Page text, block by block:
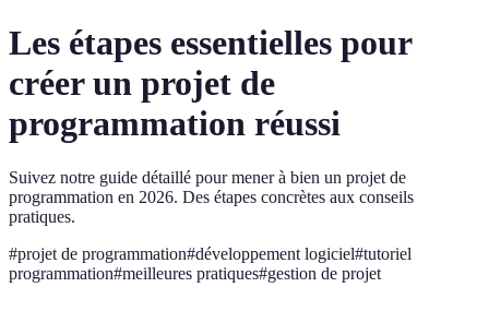
Les étapes essentielles pour
créer un projet de
programmation réussi
Suivez notre guide détaillé pour mener à bien un projet de
programmation en 2026. Des étapes concrètes aux conseils
pratiques.
#projet de programmation#développement logiciel#tutoriel
programmation#meilleures pratiques#gestion de projet